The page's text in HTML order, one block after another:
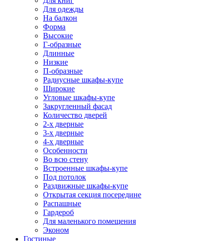
Для одежды
На балкон
Форма
Высокие
Г-образные
Длинные
Низкие
П-образные
Радиусные шкафы-купе
Широкие
Угловые шкафы-купе
Закругленный фасад
Количество дверей
2-х дверные
3-х дверные
4-х дверные
Особенности
Во всю стену
Встроенные шкафы-купе
Под потолок
Раздвижные шкафы-купе
Открытая секция посередине
Распашные
Гардероб
Для маленького помещения
Эконом
Гостиные